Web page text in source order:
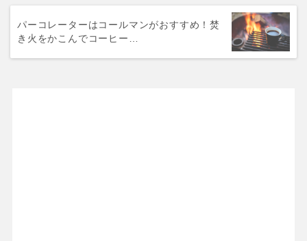
パーコレーターはコールマンがおすすめ！焚
き火をかこんでコーヒー…